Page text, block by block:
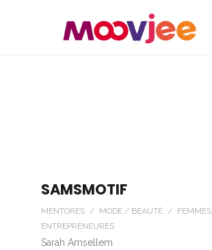
SAMSMOTIF
MENTORÉS / MODE / BEAUTÉ / FEMMES
ENTREPRENEURES
Sarah Amsellem